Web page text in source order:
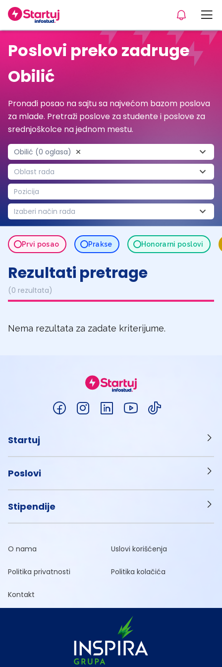
Poslovi preko zadruge
Obilić
Pronađi posao na sajtu sa najvećom bazom poslova
za mlade. Pretraži poslove za studente i poslove za
srednjoškolce na jednom mestu.
Obilić (0 oglasa)
Oblast rada
Pozicija
Izaberi način rada
Prvi posao Prakse Honorarni poslovi
Rezultati pretrage
(0 rezultata)
Nema rezultata za zadate kriterijume.
Startuj
Poslovi
Stipendije
O nama Uslovi korišćenja
Politika privatnosti Politika kolačića
Kontakt